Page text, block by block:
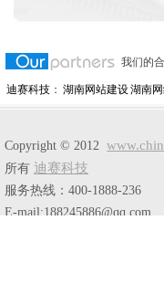
我们的
迪赛科技 ： 湖南网站建设湖南
Copyright © 2012
所有 迪赛科技
服务热线：400-
E-